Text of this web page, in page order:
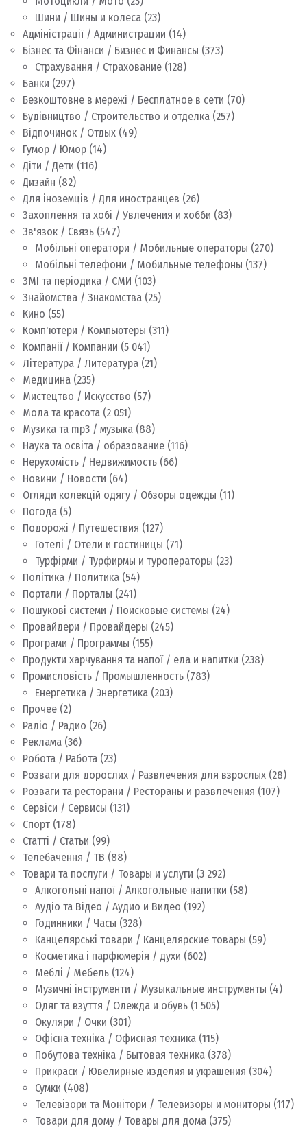
Шини / Шины и колеса (23)
Адміністрації / Администрации (14)
Бізнес та Фінанси / Бизнес и Финансы (373)
Страхування / Страхование (128)
Банки (297)
Безкоштовне в мережі / Бесплатное в сети (70)
Будівництво / Строительство и отделка (257)
Відпочинок / Отдых (49)
Гумор / Юмор (14)
Діти / Дети (116)
Дизайн (82)
Для іноземців / Для иностранцев (26)
Захоплення та хобі / Увлечения и хобби (83)
Зв'язок / Связь (547)
Мобільні оператори / Мобильные операторы (270)
Мобільні телефони / Мобильные телефоны (137)
ЗМІ та періодика / СМИ (103)
Знайомства / Знакомства (25)
Кино (55)
Комп'ютери / Компьютеры (311)
Компанії / Компании (5 041)
Література / Литература (21)
Медицина (235)
Мистецтво / Искусство (57)
Мода та красота (2 051)
Музика та mp3 / музыка (88)
Наука та освіта / образование (116)
Нерухомість / Недвижимость (66)
Новини / Новости (64)
Огляди колекцій одягу / Обзоры одежды (11)
Погода (5)
Подорожі / Путешествия (127)
Готелі / Отели и гостиницы (71)
Турфірми / Турфирмы и туроператоры (23)
Політика / Политика (54)
Портали / Порталы (241)
Пошукові системи / Поисковые системы (24)
Провайдери / Провайдеры (245)
Програми / Программы (155)
Продукти харчування та напої / еда и напитки (238)
Промисловість / Промышленность (783)
Енергетика / Энергетика (203)
Прочее (2)
Радіо / Радио (26)
Реклама (36)
Робота / Работа (23)
Розваги для дорослих / Развлечения для взрослых (28)
Розваги та ресторани / Рестораны и развлечения (107)
Сервіси / Сервисы (131)
Спорт (178)
Статті / Статьи (99)
Телебачення / ТВ (88)
Товари та послуги / Товары и услуги (3 292)
Алкогольні напої / Алкогольные напитки (58)
Аудіо та Відео / Аудио и Видео (192)
Годинники / Часы (328)
Канцелярські товари / Канцелярские товары (59)
Косметика і парфюмерія / духи (602)
Меблі / Мебель (124)
Музичні інструменти / Музыкальные инструменты (4)
Одяг та взуття / Одежда и обувь (1 505)
Окуляри / Очки (301)
Офісна техніка / Офисная техника (115)
Побутова техніка / Бытовая техника (378)
Прикраси / Ювелирные изделия и украшения (304)
Сумки (408)
Телевізори та Монітори / Телевизоры и мониторы (117)
Товари для дому / Товары для дома (375)